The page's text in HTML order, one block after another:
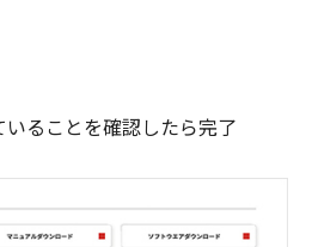
ることを確認したら完了